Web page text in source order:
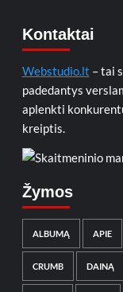
Kontaktai
Webstudio.lt – tai
padedantys
aplenkti
kreiptis.
Žymos
ALBUMĄ APIE
CRUMB DAINĄ